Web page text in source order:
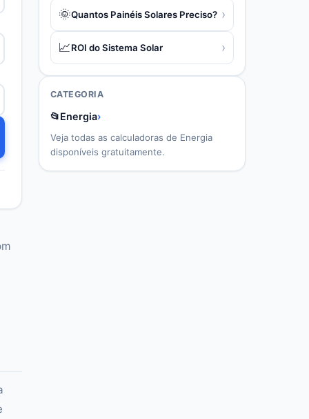
🌞Quantos Painéis Solares Preciso? ›
📈ROI do Sistema Solar ›
CATEGORIA
📂Energia›
Veja todas as calculadoras de Energia
disponíveis gratuitamente.